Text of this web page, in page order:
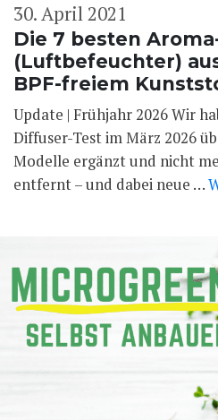
Die 7 besten
(Luftbefeuchter)
BPF-freiem
30. April 2021
Update | Frühjahr 2026 Wir
Diffuser-Test im März 2026
Modelle ergänzt und nicht
entfernt – und dabei neue …